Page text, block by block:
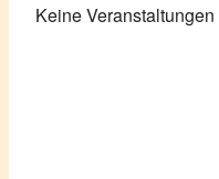
Keine